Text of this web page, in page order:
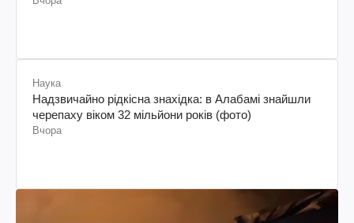
Наука
Надзвичайно рідкісна знахідка: в Алабамі знайшли
черепаху віком 32 мільйони років (фото)
Вчора